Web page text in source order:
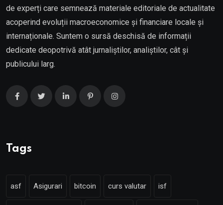
de experți care semnează materiale editoriale de actualitate
acoperind evoluții macroeconomice și financiare locale și
internaționale. Suntem o sursă deschisă de informații
dedicate deopotrivă atât jurnaliștilor, analiștilor, cât și
publicului larg.
Tags
asf Asigurari bitcoin curs valutar isf